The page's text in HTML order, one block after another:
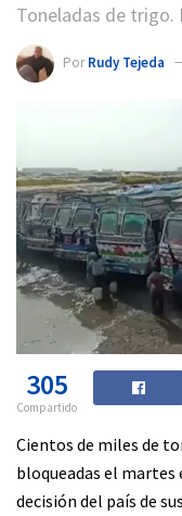
Toneladas de trigo.
Por Rudy Tejeda
305
Compartido
Cientos de miles de
bloqueadas el
decisión del país de